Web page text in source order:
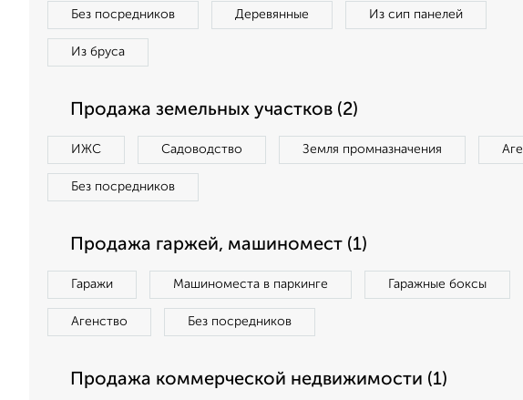
Без посредников Деревянные Из сип панелей
Из бруса
Продажа земельных участков (2)
ИЖС Садоводство Земля промназначения
Без посредников
Продажа гаржей, машиномест (1)
Гаражи Машиноместа в паркинге Гаражные боксы
Агенство Без посредников
Продажа коммерческой недвижимости (1)